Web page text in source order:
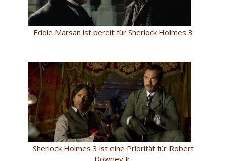
Eddie Marsan ist bereit für Sherlock Holmes 3
Sherlock Holmes 3 ist eine Priorität für Robert
Downey Jr.